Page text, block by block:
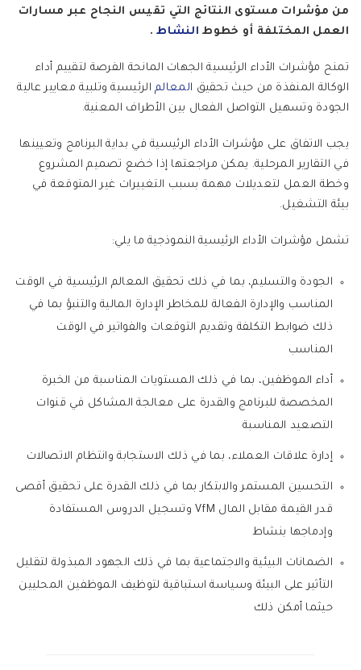
من مؤشرات مستوى النتائج التي تقيس النجاح عبر مسارات
العمل المختلفة أو خطوط النشاط .
تمنح مؤشرات الأداء الرئيسية الجهات المانحة الفرصة لتقييم أداء
الوكالة المنفذة من حيث تحقيق المعالمالرئيسية وتلبية معايير عالية
الجودة وتسهيل التواصل الفعال بين الأطراف المعنية.
يجب الاتفاق على مؤشرات الأداء الرئيسية في بداية البرنامج وتعيينها
في التقارير المرحلية. يمكن مراجعتها إذا خضع تصميم المشروع
وخطة العمل لتعديلات مهمة بسبب التغييرات غير المتوقعة في
بيئة التشغيل.
تشمل مؤشرات الأداء الرئيسية النموذجية ما يلي:
الجودة والتسليم، بما في ذلك تحقيق المعالم الرئيسية في الوقت
المناسب والإدارة الفعالة للمخاطر الإدارة المالية والتنبؤ بما في
ذلك ضوابط التكلفة وتقديم التوقعات والفواتير في الوقت
المناسب
أداء الموظفين، بما في ذلك المستويات المناسبة من الخبرة
المخصصة للبرنامج والقدرة على معالجة المشاكل في قنوات
التصعيد المناسبة
إدارة علاقات العملاء، بما في ذلك الاستجابة وانتظام الاتصالات
التحسين المستمر والابتكار بما في ذلك القدرة على تحقيق أقصى
قدر القيمة مقابل المال VfM وتسجيل الدروس المستفادة
وإدماجها بنشاط
الضمانات البيئية والاجتماعية بما في ذلك الجهود المبذولة لتقليل
التأثير على البيئة وسياسة استباقية لتوظيف الموظفين المحليين
حيثما أمكن ذلك